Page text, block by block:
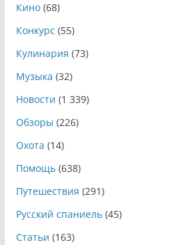
Кино(68)
Конкурс (55)
Кулинария (73)
Музыка (32)
Новости (1 339)
Обзоры (226)
Охота (14)
Помощь(638)
Путешествия (291)
Русский спаниель(45)
Статьи (163)